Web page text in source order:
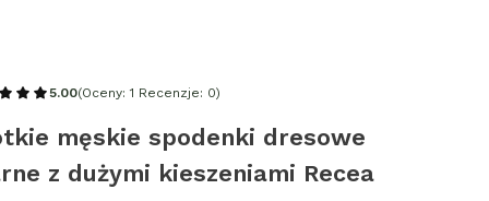
5.00(Oceny: 1 Recenzje: 0)
męskie spodenki dresowe
z dużymi kieszeniami Recea